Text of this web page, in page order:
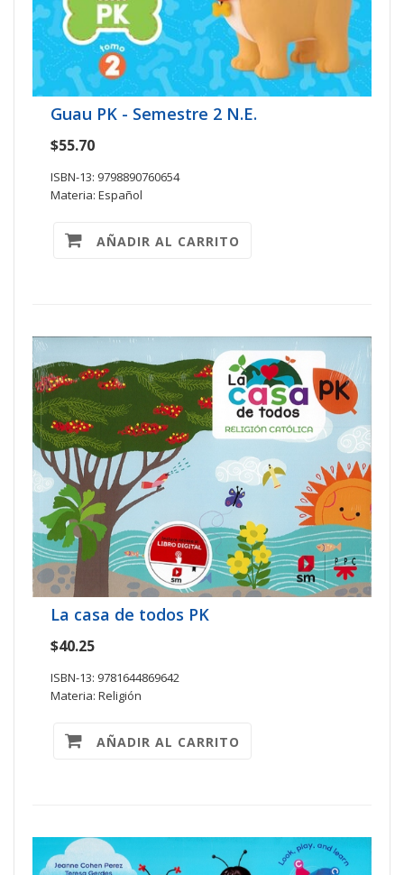
Guau PK - Semestre 2 N.E.
$55.70
ISBN-13: 9798890760654
Materia: Español
AÑADIR AL CARRITO
La casa de todos PK
$40.25
ISBN-13: 9781644869642
Materia: Religión
AÑADIR AL CARRITO